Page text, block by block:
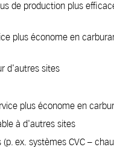
de production plus
plus économe en
d'autres sites
plus économe en
à d'autres sites
ex. systèmes CVC –